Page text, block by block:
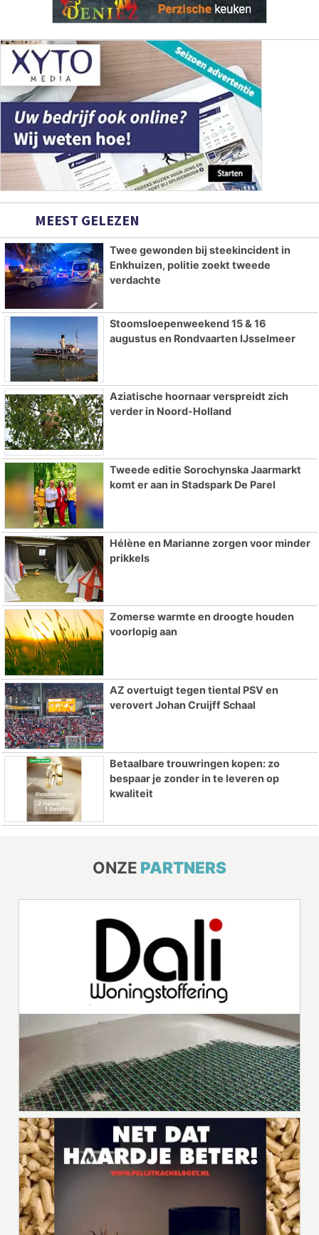
MEEST GELEZEN
Twee gewonden bij steekincident in
Enkhuizen, politie zoekt tweede
verdachte
Stoomsloepenweekend 15 & 16
augustus en Rondvaarten IJsselmeer
Aziatische hoornaar verspreidt zich
verder in Noord-Holland
Tweede editie Sorochynska Jaarmarkt
komt er aan in Stadspark De Parel
Hélène en Marianne zorgen voor minder
prikkels
Zomerse warmte en droogte houden
voorlopig aan
AZ overtuigt tegen tiental PSV en
verovert Johan Cruijff Schaal
Betaalbare trouwringen kopen: zo
bespaar je zonder in te leveren op
kwaliteit
ONZE PARTNERS